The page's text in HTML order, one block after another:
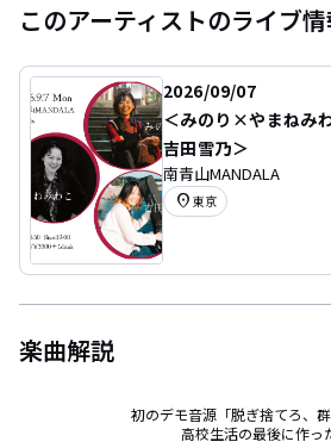
このアーティストのライブ
2026/09/07
＜みのり×やまねみ
吉田雪乃＞
南青山MANDALA
location_on 東京
楽曲解説
初のデモ音源「脱ぎ捨てろ、
高校生活の最後に作っ